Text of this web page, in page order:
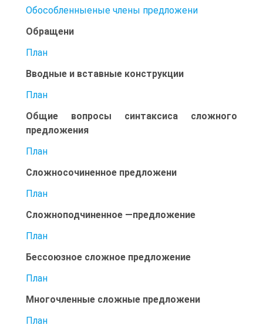
Обособленныеные члены предложени
Обращени
План
Вводные и вставные конструкции
План
Общие вопросы синтаксиса сложного
предложения
План
Сложносочиненное предложени
План
Сложноподчиненное —предложение
План
Бессоюзное сложное предложение
План
Многочленные сложные предложени
План